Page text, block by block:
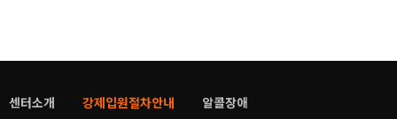
센터소개 강제입원절차안내 알콜장애